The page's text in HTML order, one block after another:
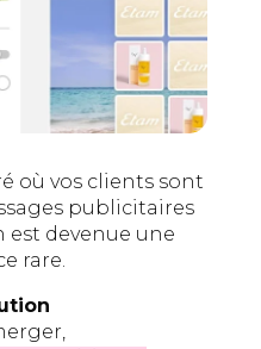
où vos clients sont
publicitaires
est devenue une
rare.